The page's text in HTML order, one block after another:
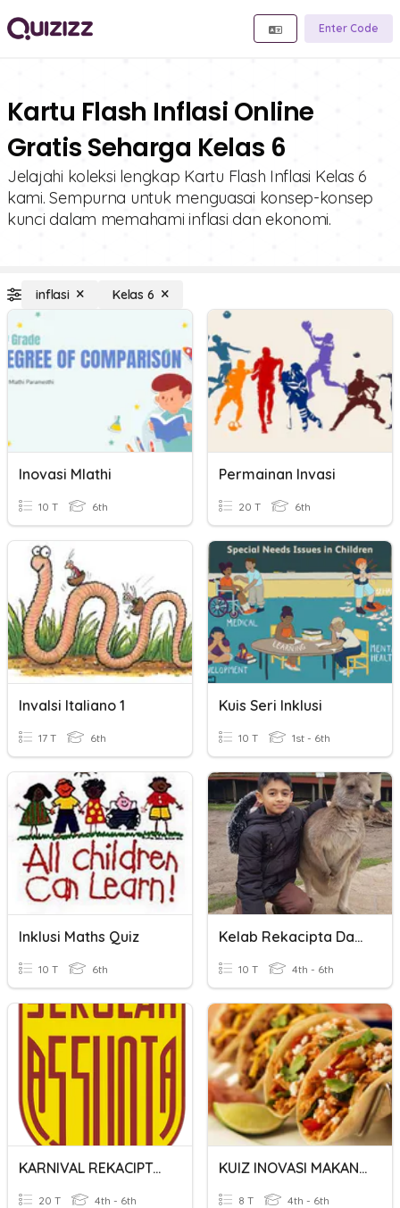
Enter Code
Kartu Flash Inflasi Online
Gratis Seharga Kelas 6
Jelajahi koleksi lengkap Kartu Flash Inflasi Kelas 6
kami. Sempurna untuk menguasai konsep-konsep
kunci dalam memahami inflasi dan ekonomi.
inflasi Kelas 6
Inovasi Mlathi
10 T 6th
Permainan Invasi
20 T 6th
Invalsi Italiano 1
17 T 6th
Kuis Seri Inklusi
10 T 1st - 6th
Inklusi Maths Quiz
10 T 6th
Kelab Rekacipta Dan Inovasi
10 T 4th - 6th
KARNIVAL REKACIPTA INOVASI 2018
20 T 4th - 6th
KUIZ INOVASI MAKANAN SIHAT
8 T 4th - 6th